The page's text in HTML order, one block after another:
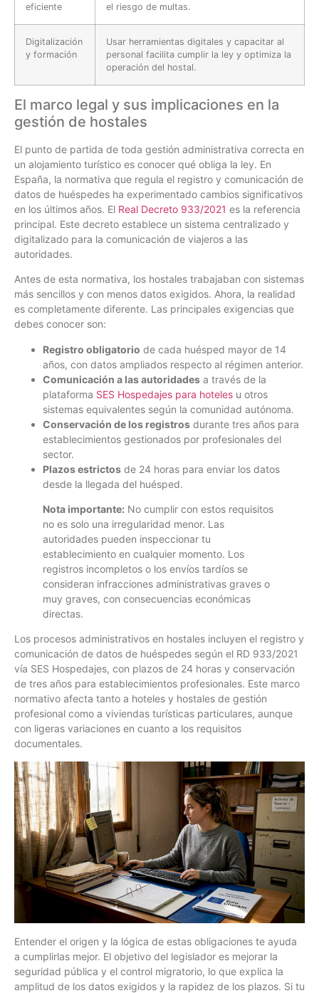
eficiente
el riesgo de multas.
Digitalización
y formación
Usar herramientas digitales y capacitar al
personal facilita cumplir la ley y optimiza la
operación del hostal.
El marco legal y sus implicaciones en la
gestión de hostales
El punto de partida de toda gestión administrativa correcta en
un alojamiento turístico es conocer qué obliga la ley. En
España, la normativa que regula el registro y comunicación de
datos de huéspedes ha experimentado cambios significativos
en los últimos años. El Real Decreto 933/2021 es la referencia
principal. Este decreto establece un sistema centralizado y
digitalizado para la comunicación de viajeros a las
autoridades.
Antes de esta normativa, los hostales trabajaban con sistemas
más sencillos y con menos datos exigidos. Ahora, la realidad
es completamente diferente. Las principales exigencias que
debes conocer son:
Registro obligatorio de cada huésped mayor de 14
años, con datos ampliados respecto al régimen anterior.
Comunicación a las autoridades a través de la
plataforma SES Hospedajes para hoteles u otros
sistemas equivalentes según la comunidad autónoma.
Conservación de los registros durante tres años para
establecimientos gestionados por profesionales del
sector.
Plazos estrictos de 24 horas para enviar los datos
desde la llegada del huésped.
Nota importante: No cumplir con estos requisitos
no es solo una irregularidad menor. Las
autoridades pueden inspeccionar tu
establecimiento en cualquier momento. Los
registros incompletos o los envíos tardíos se
consideran infracciones administrativas graves o
muy graves, con consecuencias económicas
directas.
Los procesos administrativos en hostales incluyen el registro y
comunicación de datos de huéspedes según el RD 933/2021
vía SES Hospedajes, con plazos de 24 horas y conservación
de tres años para establecimientos profesionales. Este marco
normativo afecta tanto a hoteles y hostales de gestión
profesional como a viviendas turísticas particulares, aunque
con ligeras variaciones en cuanto a los requisitos
documentales.
Entender el origen y la lógica de estas obligaciones te ayuda
a cumplirlas mejor. El objetivo del legislador es mejorar la
seguridad pública y el control migratorio, lo que explica la
amplitud de los datos exigidos y la rapidez de los plazos. Si tu